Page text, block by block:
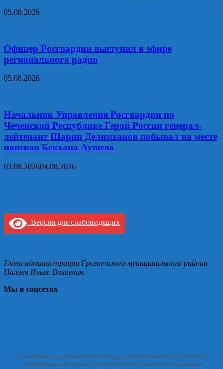
05.08.2026
Офицер Росгвардии выступил в эфире
регионального радио
05.08.2026
Начальник Управления Росгвардии по
Чеченской Республике Герой России генерал-
лейтенант Шарип Делимханов побывал на месте
поисков Бекхана Аушева
03.08.202604.08.2026
Версия для слабовидящих
Глава администрации Грозненского муниципального района
Налаев Ильяс Вахаевич.
Мы в соцсетях
Соглашение о сотрудничестве между администрацией Грозненского
муниципального района Чеченской Республики и Всеволжским